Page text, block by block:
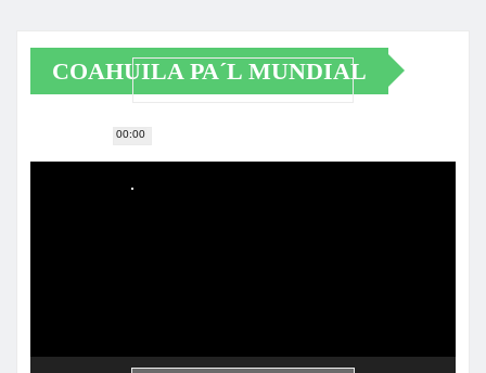
00:00
COAHUILA PA´L MUNDIAL
Reproductor